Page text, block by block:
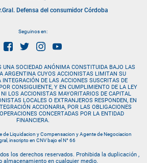
Defensa del consumidor Córdoba
Seguinos en:
UNA SOCIEDAD ANÓNIMA CONSTITUIDA BAJO LAS
ARGENTINA CUYOS ACCIONISTAS LIMITAN SU
DE LAS ACCIONES SUSCRITAS DE
CONSIGUIENTE, Y EN CUMPLIMIENTO DE LA LEY
LOS ACCIONISTAS MAYORITARIOS DE CAPITAL
LOCALES O EXTRANJEROS RESPONDEN, EN
ACCIONARIA, POR LAS OBLIGACIONES
CONCERTADAS POR LA ENTIDAD
FINANCIERA.
de Liquidacion y Compensacion y Agente de Negociacion
inscripto en CNV bajo el N° 66
los derechos reservados. Prohibida la duplicación ,
almacenamiento en cualquier medio.